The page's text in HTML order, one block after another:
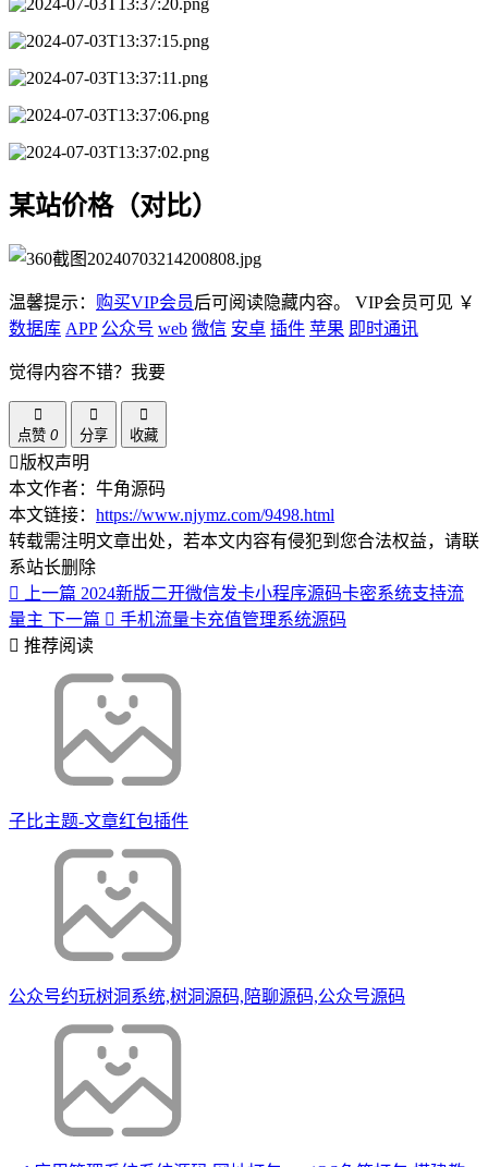
某站价格（对比）
温馨提示： 购买VIP会员后可阅读隐藏内容。 VIP会员可见 ￥
数据库 APP 公众号 web 微信 安卓 插件 苹果 即时通讯
觉得内容不错？我要
点赞 0 分享 收藏
版权声明
本文作者：牛角源码
本文链接： https://www.njymz.com/9498.html
转载需注明文章出处，若本文内容有侵犯到您合法权益，请联
系站长删除
上一篇 2024新版二开微信发卡小程序源码卡密系统支持流
量主 下一篇
手机流量卡充值管理系统源码
推荐阅读
子比主题-文章红包插件
公众号约玩树洞系统,树洞源码,陪聊源码,公众号源码